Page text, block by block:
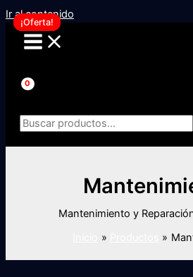
Ir al contenido
Mantenimiento y
¡Oferta!
¡Oferta!